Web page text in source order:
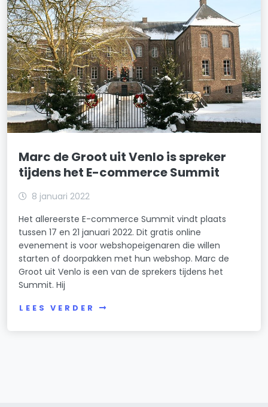
Marc de Groot uit Venlo is spreker
tijdens het E-commerce Summit
8 januari 2022
Het allereerste E-commerce Summit vindt plaats
tussen 17 en 21 januari 2022. Dit gratis online
evenement is voor webshopeigenaren die willen
starten of doorpakken met hun webshop. Marc de
Groot uit Venlo is een van de sprekers tijdens het
Summit. Hij
LEES VERDER